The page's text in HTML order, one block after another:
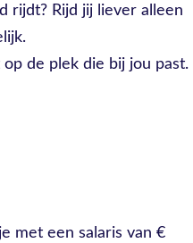
rijdt? Rijd jij liever alleen
de plek die bij jou past.
met een salaris van €